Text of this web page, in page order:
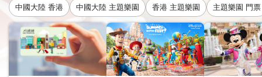
中國大陸 香港 中國大陸 主題樂園 香港 主題樂園 主題樂園 門票